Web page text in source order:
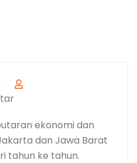
ekonomi dan
dan Jawa Barat
tahun ke tahun.